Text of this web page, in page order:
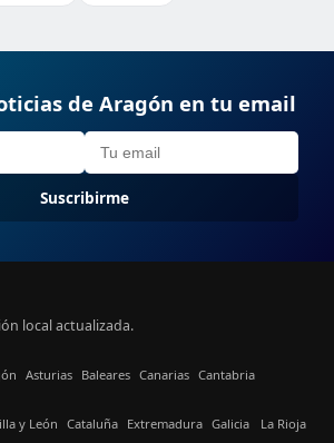
de Aragón en tu email
Suscribirme
local actualizada.
Asturias Baleares Canarias Cantabria
y León Cataluña Extremadura Galicia La Rioja